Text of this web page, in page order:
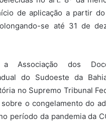
de aplicação a partir
se até 31 de
a Associação dos
do Sudoeste da
no Supremo Tribunal
o congelamento do
período da pandemia da